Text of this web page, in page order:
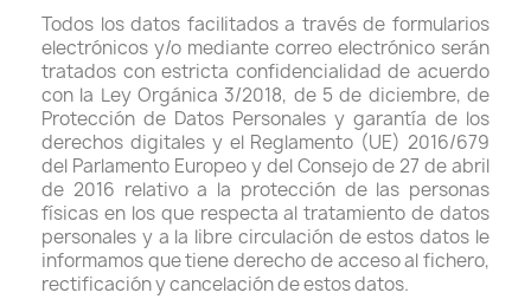
Todos los datos facilitados a través de formularios
electrónicos y/o mediante correo electrónico serán
tratados con estricta confidencialidad de acuerdo
con la Ley Orgánica 3/2018, de 5 de diciembre, de
Protección de Datos Personales y garantía de los
derechos digitales y el Reglamento (UE) 2016/679
del Parlamento Europeo y del Consejo de 27 de abril
de 2016 relativo a la protección de las personas
físicas en los que respecta al tratamiento de datos
personales y a la libre circulación de estos datos le
informamos que tiene derecho de acceso al fichero,
rectificación y cancelación de estos datos.